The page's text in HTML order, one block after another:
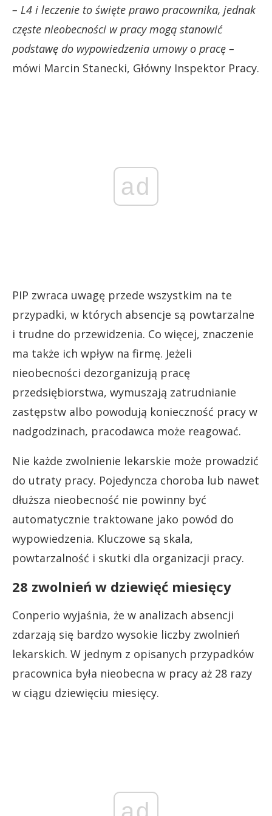
– L4 i leczenie to święte prawo pracownika, jednak
częste nieobecności w pracy mogą stanowić
podstawę do wypowiedzenia umowy o pracę –
mówi Marcin Stanecki, Główny Inspektor Pracy.
ad
PIP zwraca uwagę przede wszystkim na te
przypadki, w których absencje są powtarzalne
i trudne do przewidzenia. Co więcej, znaczenie
ma także ich wpływ na firmę. Jeżeli
nieobecności dezorganizują pracę
przedsiębiorstwa, wymuszają zatrudnianie
zastępstw albo powodują konieczność pracy w
nadgodzinach, pracodawca może reagować.
Nie każde zwolnienie lekarskie może prowadzić
do utraty pracy. Pojedyncza choroba lub nawet
dłuższa nieobecność nie powinny być
automatycznie traktowane jako powód do
wypowiedzenia. Kluczowe są skala,
powtarzalność i skutki dla organizacji pracy.
28 zwolnień w dziewięć miesięcy
Conperio wyjaśnia, że w analizach absencji
zdarzają się bardzo wysokie liczby zwolnień
lekarskich. W jednym z opisanych przypadków
pracownica była nieobecna w pracy aż 28 razy
w ciągu dziewięciu miesięcy.